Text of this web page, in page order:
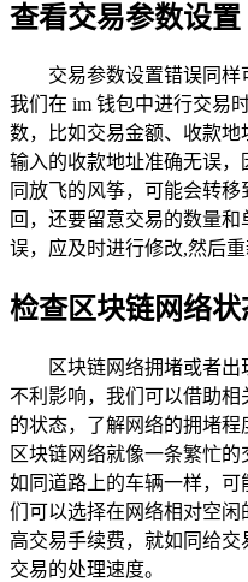
查看交易参数设置
交易参数设置错误同样
我们在 im 钱包中进行交易
数，比如交易金额、收款
输入的收款地址准确无误
同放飞的风筝，可能会转
回，还要留意交易的数量
误，应及时进行修改,然后重
检查区块链网络状
区块链网络拥堵或者
不利影响，我们可以借助
的状态，了解网络的拥堵程
区块链网络就像一条繁忙
如同道路上的车辆一样，
们可以选择在网络相对空
高交易手续费，就如同给交
交易的处理速度。